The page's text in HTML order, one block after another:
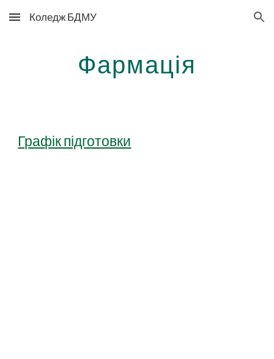
Skip to main content Skip to navigation
Коледж БДМУ
Фармація
Графік підготовки